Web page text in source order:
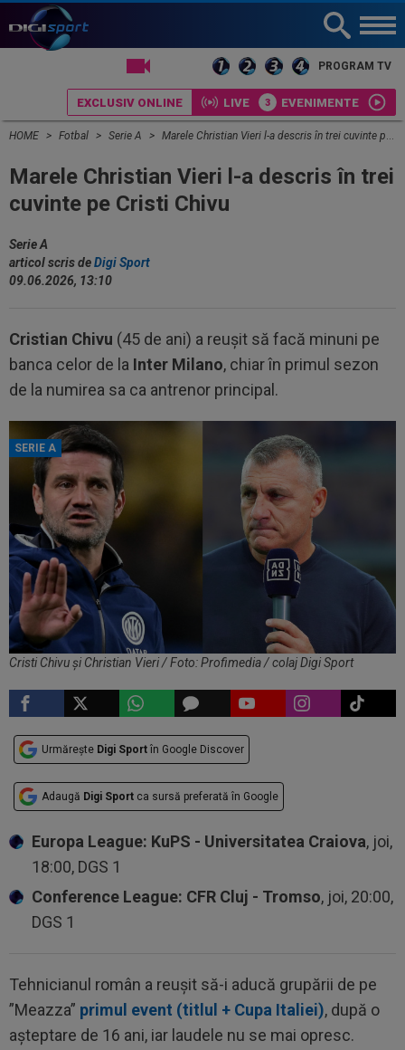
PROGRAM TV
EXCLUSIV ONLINE LIVE EVENIMENTE
HOME Fotbal Serie A Marele Christian Vieri l-a descris în trei cuvinte pe Cristi Chivu
Marele Christian Vieri l-a descris în trei
cuvinte pe Cristi Chivu
Serie A
articol scris deDigi Sport
09.06.2026, 13:10
Cristian Chivu (45 de ani) a reușit să facă minuni pe
banca celor de la Inter Milano, chiar în primul sezon
de la numirea sa ca antrenor principal.
SERIE A
Cristi Chivu și Christian Vieri / Foto: Profimedia / colaj Digi Sport
Urmărește Digi Sport în Google Discover
Adaugă Digi Sport ca sursă preferată în Google
Europa League: KuPS - Universitatea Craiova, joi,
18:00, DGS 1
Conference League: CFR Cluj - Tromso, joi, 20:00,
DGS 1
Tehnicianul român a reușit să-i aducă grupării de pe
”Meazza” primul event (titlul + Cupa Italiei), după o
așteptare de 16 ani, iar laudele nu se mai opresc.